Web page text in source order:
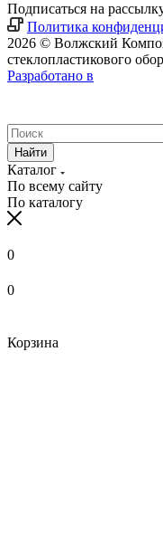
Подписаться на
Политика
2026 © Волжский
стеклопластикового
Разработано в
Найти
Каталог
По всему сайту
По каталогу
0
0
Корзина